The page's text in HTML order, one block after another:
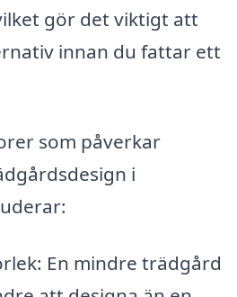
gör det viktigt att
innan du fattar ett
som påverkar
i
En mindre trädgård